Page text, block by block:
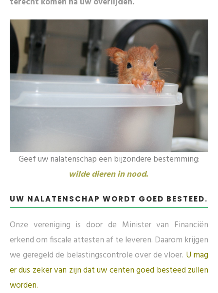
Geef uw nalatenschap een bijzondere bestemming:
wilde dieren in nood.
UW NALATENSCHAP WORDT GOED BESTEED.
Onze vereniging is door de Minister van Financiën
erkend om fiscale attesten af te leveren. Daarom krijgen
we geregeld de belastingscontrole over de vloer. U mag
er dus zeker van zijn dat uw centen goed besteed zullen
worden.